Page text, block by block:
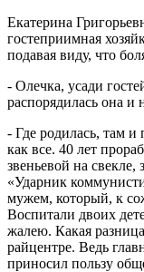
Екатерина
гостеприимная
подавая виду, что
- Олечка, усади
распорядилась она и
- Где родилась, там
как все. 40 лет
звеньевой на
«Ударник
мужем, который, к
Воспитали двоих
жалею. Какая
райцентре. Ведь
приносил пользу